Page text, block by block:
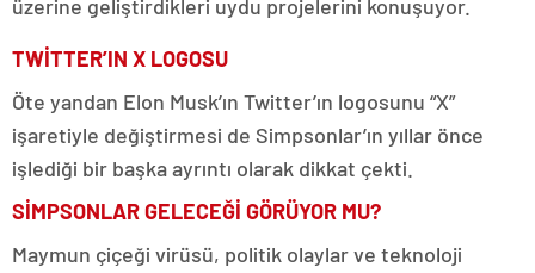
üzerine geliştirdikleri uydu projelerini konuşuyor.
TWİTTER’IN X LOGOSU
Öte yandan Elon Musk’ın Twitter’ın logosunu “X”
işaretiyle değiştirmesi de Simpsonlar’ın yıllar önce
işlediği bir başka ayrıntı olarak dikkat çekti.
SİMPSONLAR GELECEĞİ GÖRÜYOR MU?
Maymun çiçeği virüsü, politik olaylar ve teknoloji